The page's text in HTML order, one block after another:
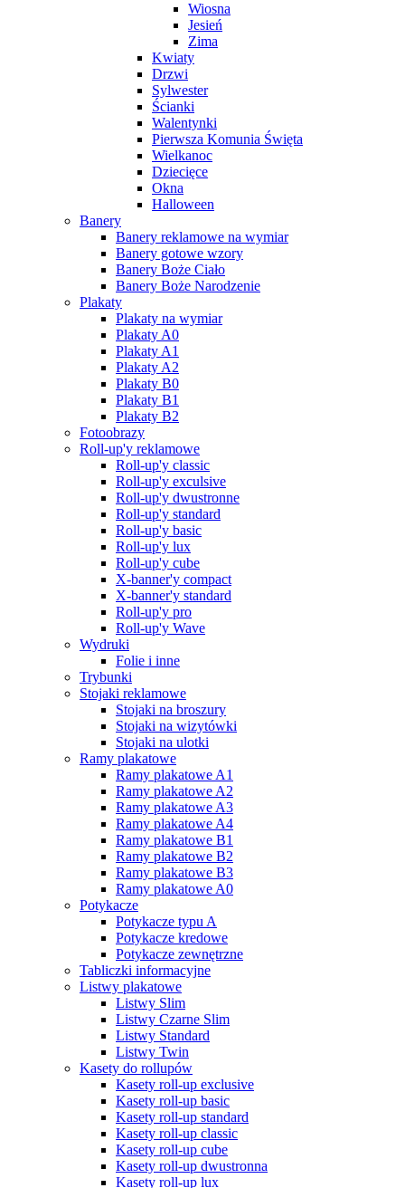
Wiosna
Jesień
Zima
Kwiaty
Drzwi
Sylwester
Ścianki
Walentynki
Pierwsza Komunia Święta
Wielkanoc
Dziecięce
Okna
Halloween
Banery
Banery reklamowe na wymiar
Banery gotowe wzory
Banery Boże Ciało
Banery Boże Narodzenie
Plakaty
Plakaty na wymiar
Plakaty A0
Plakaty A1
Plakaty A2
Plakaty B0
Plakaty B1
Plakaty B2
Fotoobrazy
Roll-up'y reklamowe
Roll-up'y classic
Roll-up'y exculsive
Roll-up'y dwustronne
Roll-up'y standard
Roll-up'y basic
Roll-up'y lux
Roll-up'y cube
X-banner'y compact
X-banner'y standard
Roll-up'y pro
Roll-up'y Wave
Wydruki
Folie i inne
Trybunki
Stojaki reklamowe
Stojaki na broszury
Stojaki na wizytówki
Stojaki na ulotki
Ramy plakatowe
Ramy plakatowe A1
Ramy plakatowe A2
Ramy plakatowe A3
Ramy plakatowe A4
Ramy plakatowe B1
Ramy plakatowe B2
Ramy plakatowe B3
Ramy plakatowe A0
Potykacze
Potykacze typu A
Potykacze kredowe
Potykacze zewnętrzne
Tabliczki informacyjne
Listwy plakatowe
Listwy Slim
Listwy Czarne Slim
Listwy Standard
Listwy Twin
Kasety do rollupów
Kasety roll-up exclusive
Kasety roll-up basic
Kasety roll-up standard
Kasety roll-up classic
Kasety roll-up cube
Kasety roll-up dwustronna
Kasety roll-up lux